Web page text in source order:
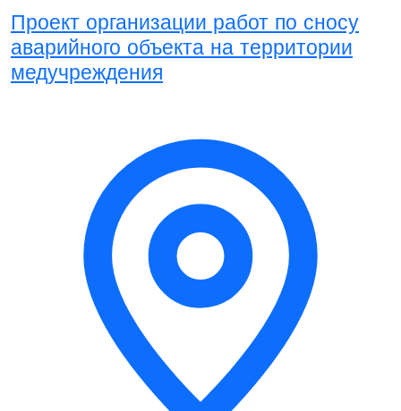
Проект организации работ по сносу
аварийного объекта на территории
медучреждения